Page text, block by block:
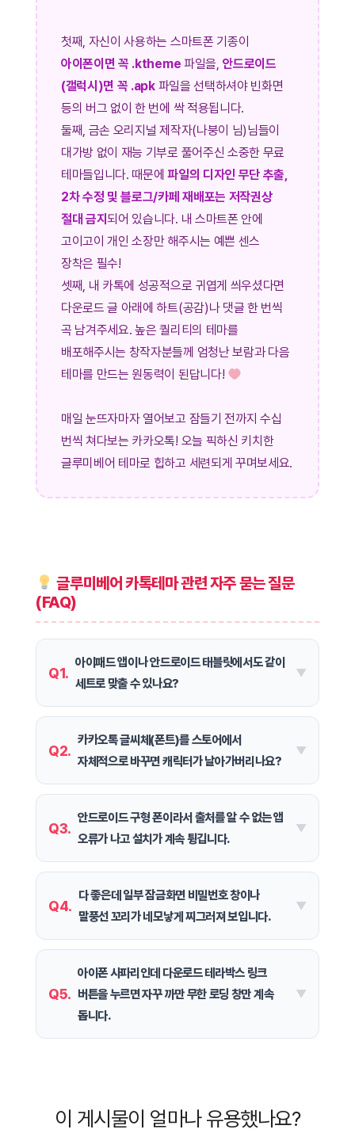
첫째, 자신이 사용하는 스마트폰 기종이
아이폰이면 꼭 .ktheme 파일을, 안드로이드
(갤럭시)면 꼭 .apk파일을 선택하셔야 빈화면
등의 버그 없이 한 번에 싹 적용됩니다.
둘째, 금손 오리지널 제작자(나붕이 님)님들이
대가방 없이 재능 기부로 풀어주신 소중한 무료
테마들입니다. 때문에파일의 디자인 무단 추출,
2차 수정 및 블로그/카페 재배포는 저작권상
절대 금지되어 있습니다. 내 스마트폰 안에
고이고이 개인 소장만 해주시는 예쁜 센스
장착은 필수!
셋째, 내 카톡에 성공적으로 귀엽게 씌우셨다면
다운로드 글 아래에 하트(공감)나 댓글 한 번씩
곡 남겨주세요. 높은 퀄리티의 테마를
배포해주시는 창작자분들께 엄청난 보람과 다음
테마를 만드는 원동력이 된답니다!
매일 눈뜨자마자 열어보고 잠들기 전까지 수십
번씩 쳐다보는 카카오톡! 오늘 픽하신 키치한
글루미베어 테마로 힙하고 세련되게 꾸며보세요.
글루미베어 카톡테마 관련 자주 묻는 질문
(FAQ)
Q1.
아이패드 앱이나 안드로이드 태블릿에서도 같이
세트로 맞출 수 있나요?
Q2.
카카오톡 글씨체(폰트)를 스토어에서
자체적으로 바꾸면 캐릭터가 날아가버리나요?
Q3.
안드로이드 구형 폰이라서 출처를 알 수 없는 앱
오류가 나고 설치가 계속 튕깁니다.
Q4.
다 좋은데 일부 잠금화면 비밀번호 창이나
말풍선 꼬리가 네모낳게 찌그러져 보입니다.
Q5.
아이폰 사파리인데 다운로드 테라박스 링크
버튼을 누르면 자꾸 까만 무한 로딩 창만 계속
돕니다.
이 게시물이 얼마나 유용했나요?